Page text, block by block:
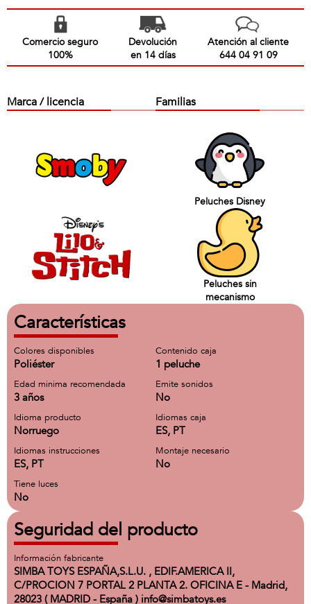
Comercio seguro
100%
Devolución
en 14 días
Atención al cliente
644 04 91 09
Marca / licencia Familias
Peluches Disney
Peluches sin
mecanismo
Características
Colores disponibles
Poliéster
Contenido caja
1 peluche
Edad minima recomendada
3 años
Emite sonidos
No
Idioma producto
Norruego
Idiomas caja
ES, PT
Idiomas instrucciones
ES, PT
Montaje necesario
No
Tiene luces
No
Seguridad del producto
Información fabricante
SIMBA TOYS ESPAÑA,S.L.U. , EDIF.AMERICA II,
C/PROCION 7 PORTAL 2 PLANTA 2. OFICINA E - Madrid,
28023 ( MADRID - España ) info@simbatoys.es